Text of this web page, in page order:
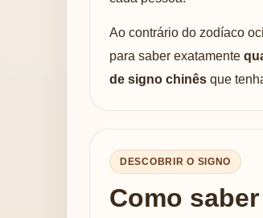
Ao contrário do zodíaco
para saber exatamente
de signo chinês que
DESCOBRIR O SIGNO
Como